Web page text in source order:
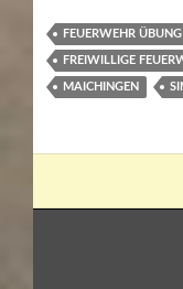
FEUERWEHR ÜBUNG
FREIWILLIGE
MAICHINGEN